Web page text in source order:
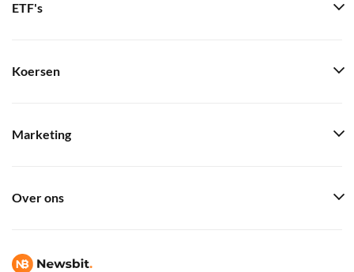
ETF's
Koersen
Marketing
Over ons